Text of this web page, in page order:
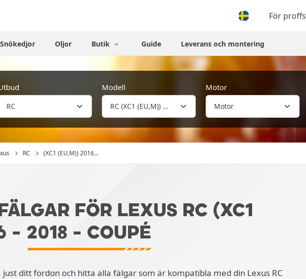
För proffs
Snökedjor Oljor Butik Guide Leverans och montering
Modell Motor
RC (XC1 (EU,M)) 2016...
FÖR LEXUS RC (XC1
- 2018 - COUPÉ
ditt fordon och hitta alla fälgar som är kompatibla med din Lexus RC